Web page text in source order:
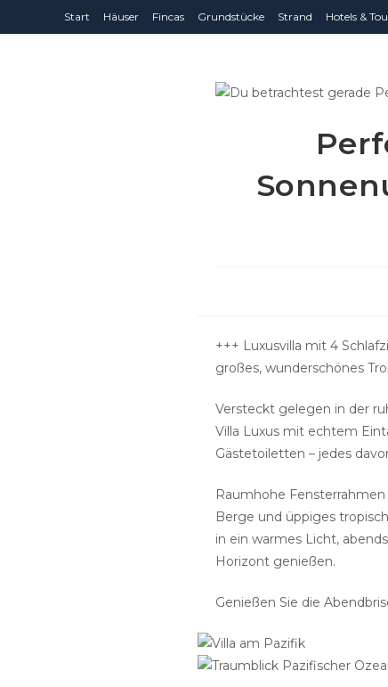
Inhalt
Start Häuser Fincas Grundstücke Strand Hotels &
+++ Luxusvilla mit 4
großes, wunderschönes
Versteckt gelegen in der
Villa Luxus mit echtem
Gästetoiletten – jedes
Raumhohe
Berge und üppiges
in ein warmes Licht,
Horizont genießen.
Genießen Sie die